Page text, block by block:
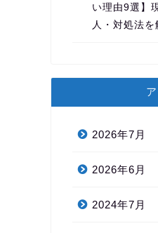
い理由9選】
人・対処法を
2026年7月
2026年6月
2024年7月